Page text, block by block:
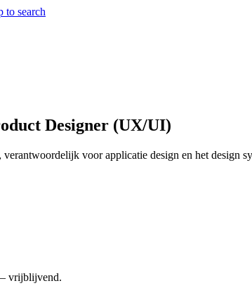
to search
Designer (UX/UI)
voor applicatie design en het design
vrijblijvend.